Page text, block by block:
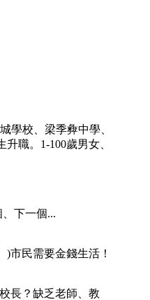
學校、梁季彜中學、
職。1-100歲男女、
下一個...
市民需要金錢生活！
長？缺乏老師、教